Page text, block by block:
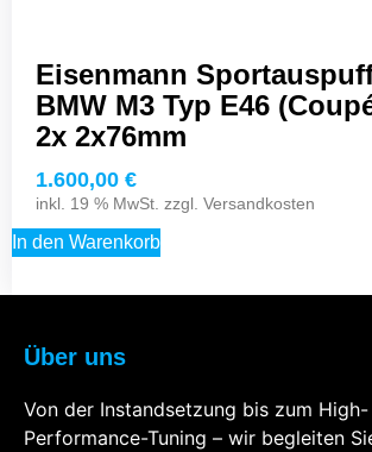
Eisenmann
BMW M3 Typ E46
2x 2x76mm
1.600,00 €
inkl. 19 % MwSt. zzgl. Versandkosten
In den Warenkorb
Über uns
Von der Instandsetzung bis zum High-
Performance-Tuning – wir begleiten